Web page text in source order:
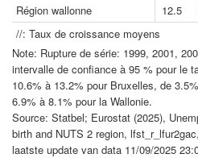
Région wallonne
12.5
//: Taux de croissance moyens
Note: Rupture de série: 1999, 2001,
intervalle de confiance à 95 % pour le
10.6% à 13.2% pour Bruxelles, de
6.9% à 8.1% pour la Wallonie.
Source: Statbel; Eurostat (2025),
birth and NUTS 2 region,
laatste update van data 11/09/2025